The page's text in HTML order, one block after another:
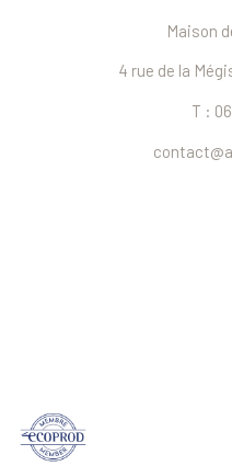
Maison
4 rue de la
T :